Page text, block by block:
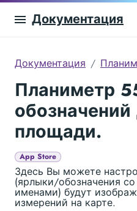
Документация
Документация
Планиметр
площади.
App Store
Здесь Вы можете
(ярлыки/обозначения
именами) будут
измерений на карте.